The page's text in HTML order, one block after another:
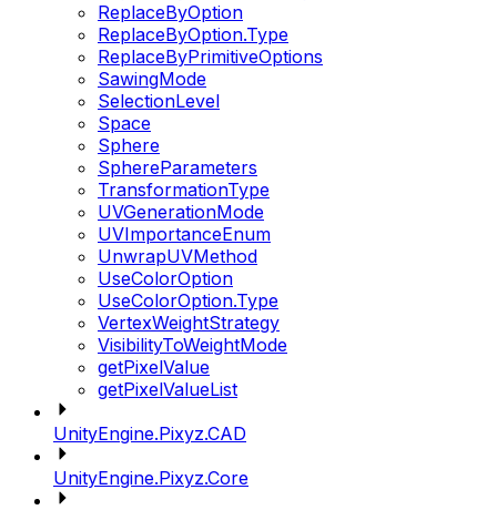
ReplaceByOption
ReplaceByOption.Type
ReplaceByPrimitiveOptions
SawingMode
SelectionLevel
Space
Sphere
SphereParameters
TransformationType
UVGenerationMode
UVImportanceEnum
UnwrapUVMethod
UseColorOption
UseColorOption.Type
VertexWeightStrategy
VisibilityToWeightMode
getPixelValue
getPixelValueList
UnityEngine.Pixyz.CAD
UnityEngine.Pixyz.Core